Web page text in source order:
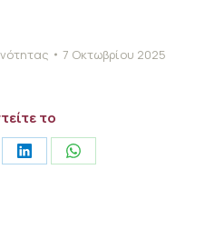
7 Οκτωβρίου 2025
το
Share Share